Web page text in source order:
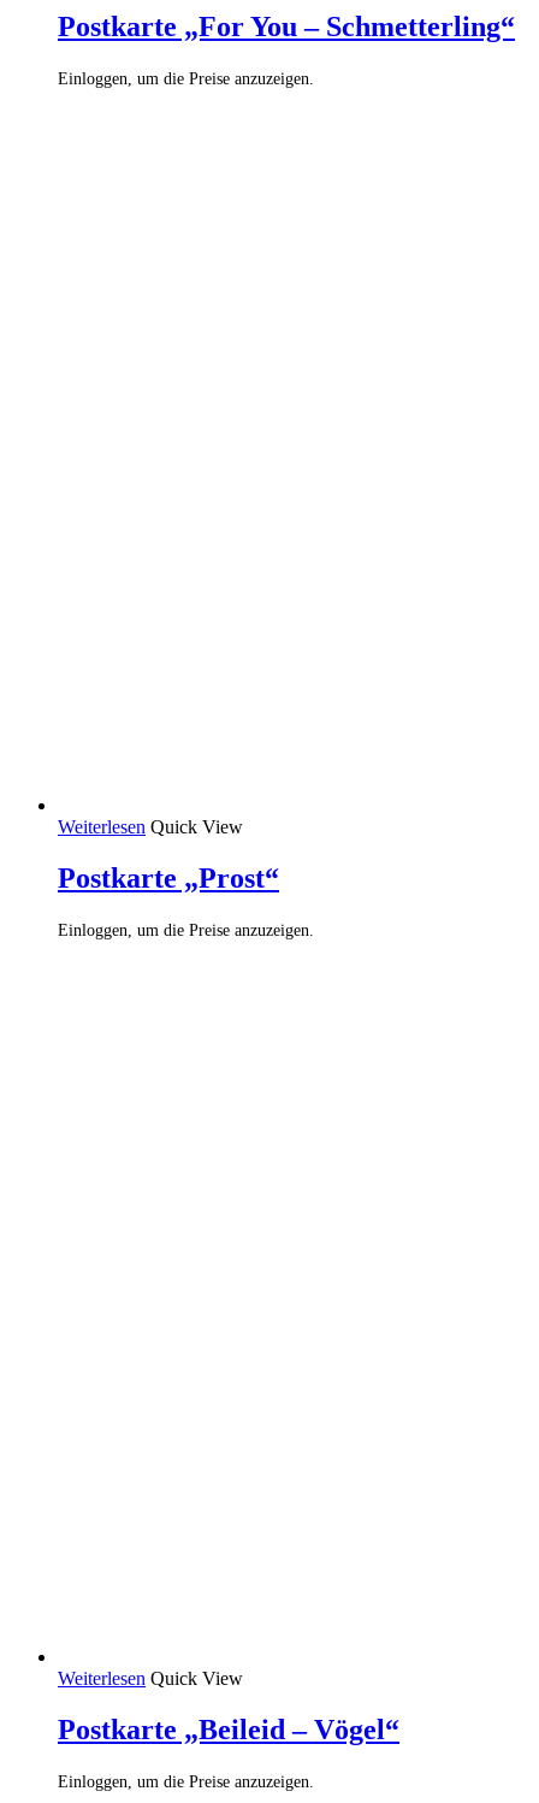
Postkarte „For You – Schmetterling“
Einloggen, um die Preise anzuzeigen.
Weiterlesen Quick View
Postkarte „Prost“
Einloggen, um die Preise anzuzeigen.
Weiterlesen Quick View
Postkarte „Beileid – Vögel“
Einloggen, um die Preise anzuzeigen.